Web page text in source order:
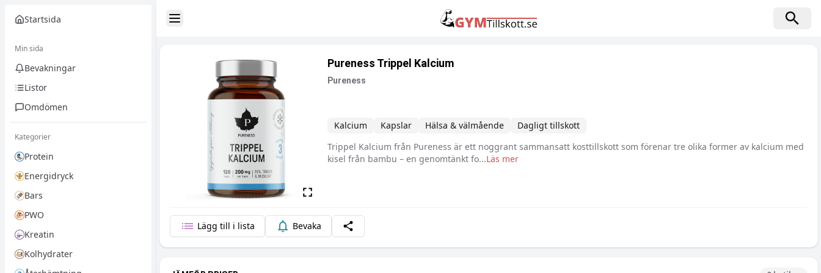
Startsida
Min sida
Bevakningar
Listor
Omdömen
Kategorier
Protein
Energidryck
Bars
PWO
Kreatin
Kolhydrater
Toggle Sidebar
Pureness Trippel Kalcium
Pureness
Kalcium Kapslar Hälsa & välmående
Dagligt tillskott
Beskrivning
Trippel Kalcium från Pureness är ett noggrant sammansatt kosttillskott som förenar tre olika former av kalcium med
kisel från bambu – en genomtänkt fo...Läs mer
Lägg till i lista Bevaka Dela